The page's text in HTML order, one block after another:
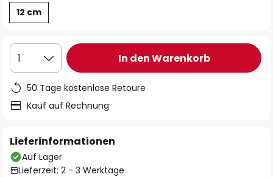
12 cm
1 In den Warenkorb
50 Tage kostenlose Retoure
Kauf auf Rechnung
Lieferinformationen
Auf Lager
Lieferzeit: 2 - 3 Werktage